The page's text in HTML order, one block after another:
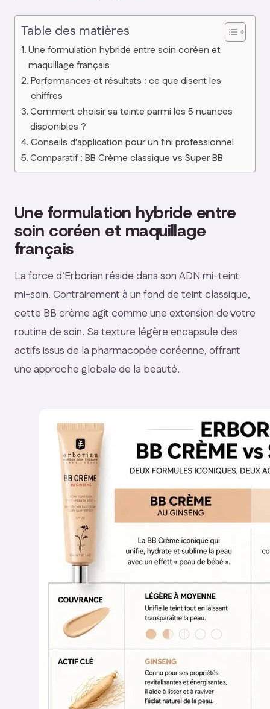
Table des matières
Une formulation hybride entre soin coréen et
maquillage français
Performances et résultats : ce que disent les
chiffres
Comment choisir sa teinte parmi les 5 nuances
disponibles ?
Conseils d’application pour un fini professionnel
Comparatif : BB Crème classique vs Super BB
Une formulation hybride entre
soin coréen et maquillage
français
La force d’Erborian réside dans son ADN mi-teint
mi-soin. Contrairement à un fond de teint classique,
cette BB crème agit comme une extension de votre
routine de soin. Sa texture légère encapsule des
actifs issus de la pharmacopée coréenne, offrant
une approche globale de la beauté.